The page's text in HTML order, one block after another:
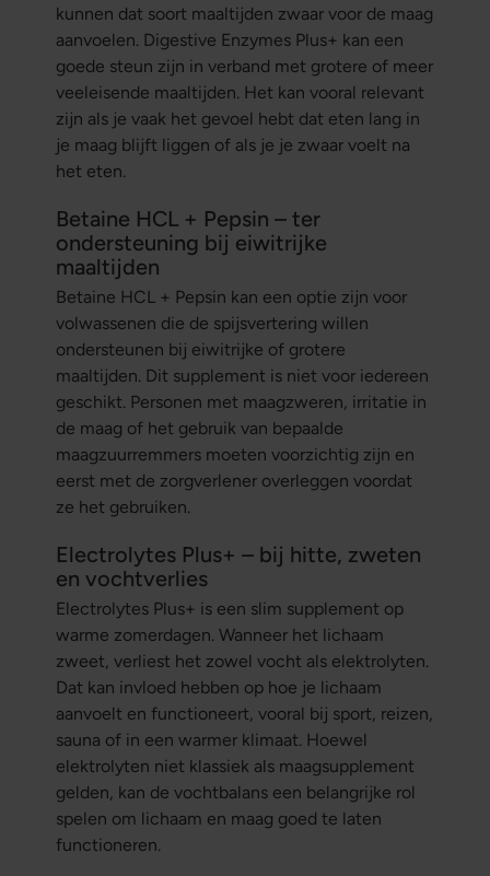
kunnen dat soort maaltijden zwaar voor de maag
aanvoelen. Digestive Enzymes Plus+ kan een
goede steun zijn in verband met grotere of meer
veeleisende maaltijden. Het kan vooral relevant
zijn als je vaak het gevoel hebt dat eten lang in
je maag blijft liggen of als je je zwaar voelt na
het eten.
Betaine HCL + Pepsin – ter
ondersteuning bij eiwitrijke
maaltijden
Betaine HCL + Pepsin kan een optie zijn voor
volwassenen die de spijsvertering willen
ondersteunen bij eiwitrijke of grotere
maaltijden. Dit supplement is niet voor iedereen
geschikt. Personen met maagzweren, irritatie in
de maag of het gebruik van bepaalde
maagzuurremmers moeten voorzichtig zijn en
eerst met de zorgverlener overleggen voordat
ze het gebruiken.
Electrolytes Plus+ – bij hitte, zweten
en vochtverlies
Electrolytes Plus+ is een slim supplement op
warme zomerdagen. Wanneer het lichaam
zweet, verliest het zowel vocht als elektrolyten.
Dat kan invloed hebben op hoe je lichaam
aanvoelt en functioneert, vooral bij sport, reizen,
sauna of in een warmer klimaat. Hoewel
elektrolyten niet klassiek als maagsupplement
gelden, kan de vochtbalans een belangrijke rol
spelen om lichaam en maag goed te laten
functioneren.